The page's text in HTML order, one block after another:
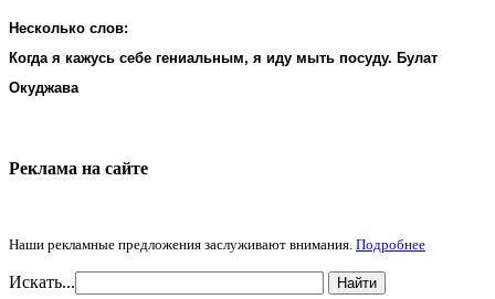
Несколько слов:
Когда я кажусь себе гениальным, я иду мыть посуду. Булат
Окуджава
Реклама на cайте
Наши рекламные предложения заслуживают внимания. Подробнее
Искать... Найти